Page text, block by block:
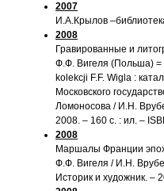
2007
И.А.Крылов
2008
Гравированные и
Ф.Ф. Вигеля (Польша) =
kolekcji F.F. Wigla :
Московского
Ломоносова / И.Н.
2008. – 160 с. : ил. –
2008
Маршалы Франции
Ф.Ф. Вигеля / И.Н.
Историк и художник. –